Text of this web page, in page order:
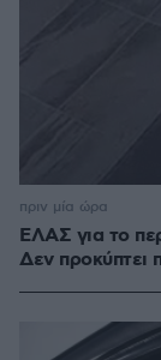
ΕΛΑΣ για το
Δεν προκύπτει
πριν μία ώρα